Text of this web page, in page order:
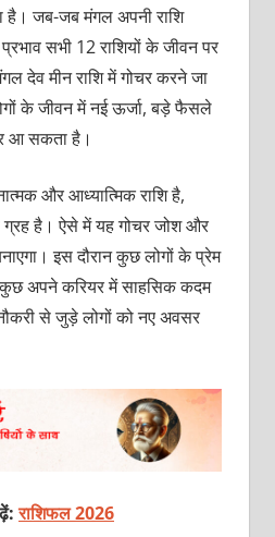
है। जब-जब मंगल अपनी राशि
सभी 12 राशियों के जीवन पर
देव मीन राशि में गोचर करने जा
के जीवन में नई ऊर्जा, बड़े फैसले
आ सकता है।
और आध्यात्मिक राशि है,
है। ऐसे में यह गोचर जोश और
इस दौरान कुछ लोगों के प्रेम
कुछ अपने करियर में साहसिक कदम
से जुड़े लोगों को नए अवसर
राशिफल 2026